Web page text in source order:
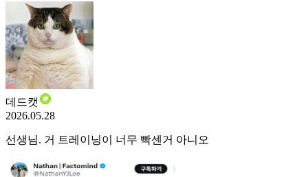
데드캣
2026.05.28
선생님. 거 트레이닝이 너무 빡센거 아니오